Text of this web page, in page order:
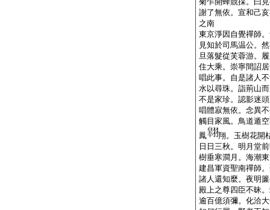
謝了無依。宣和己
之南
東京淨因自覺禪師
見知於司馬温公。
旦落髮從芙蓉游。
住大乘。崇寧間詔
唱此事。自是諸人
水以尋珠。詣荊山
不是家珍。認影迷
唱體寂無依。念異
觸目家風。鳥道遁
鳳
翔。玉樹花開
日日三秋。明月堂
樹垂寒澗月。海潮
建昌軍資聖南禪師
諸人還知麼。夜明
殿上之尊四臣不昧
逾百億須彌。化洽